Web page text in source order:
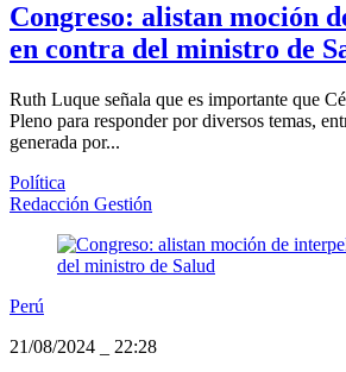
Congreso: alistan moción
en contra del ministro de
Ruth Luque señala que es importante que
Pleno para responder por diversos temas,
generada por...
Política
Redacción Gestión
Perú
21/08/2024
22:28